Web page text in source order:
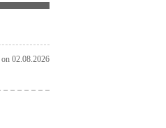
on 02.08.2026